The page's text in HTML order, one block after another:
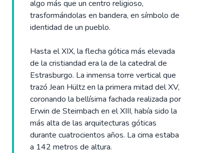
algo más que un centro religioso,
trasformándolas en bandera, en símbolo de
identidad de un pueblo.
Hasta el XIX, la flecha gótica más elevada
de la cristiandad era la de la catedral de
Estrasburgo. La inmensa torre vertical que
trazó Jean Hültz en la primera mitad del XV,
coronando la bellísima fachada realizada por
Erwin de Steimbach en el XIII, había sido la
más alta de las arquitecturas góticas
durante cuatrocientos años. La cima estaba
a 142 metros de altura.